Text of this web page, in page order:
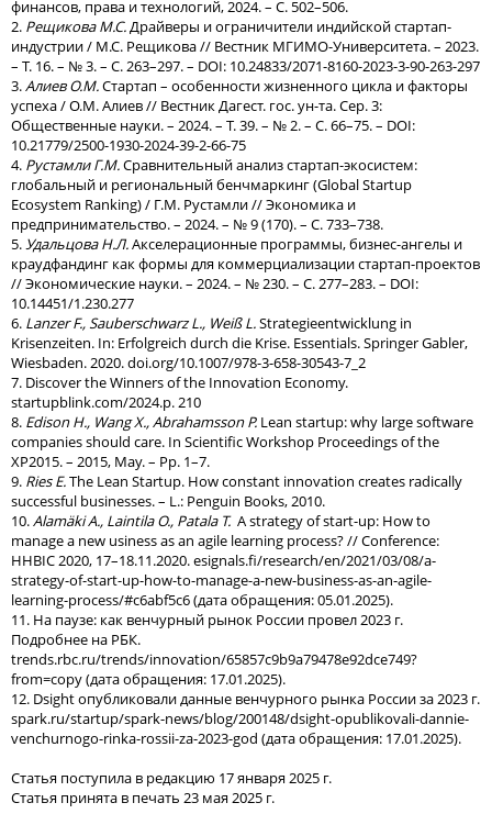
финансов, права и технологий, 2024. – С. 502–506.
2. Рещикова М.С. Драйверы и ограничители индийской стартап-
индустрии / М.С. Рещикова // Вестник МГИМО-Университета. – 2023.
– Т. 16. – № 3. – С. 263–297. – DOI: 10.24833/2071-8160-2023-3-90-263-297
3.Алиев О.М.Стартап – особенности жизненного цикла и факторы
успеха / О.М. Алиев // Вестник Дагест. гос. ун-та. Сер. 3:
Общественные науки. – 2024. – Т. 39. – № 2. – С. 66–75. – DOI:
10.21779/2500-1930-2024-39-2-66-75
4. Рустамли Г.М.Сравнительный анализ стартап-экосистем:
глобальный и региональный бенчмаркинг (Global Startup
Ecosystem Ranking) / Г.М. Рустамли // Экономика и
предпринимательство. – 2024. – № 9 (170). – С. 733–738.
5. Удальцова Н.Л.Акселерационные программы, бизнес-ангелы и
краудфандинг как формы для коммерциализации стартап-проектов
// Экономические науки. – 2024. – № 230. – С. 277–283. – DOI:
10.14451/1.230.277
6. Lanzer F., Sauberschwarz L., Weiß L.Strategieentwicklung in
Krisenzeiten. In: Erfolgreich durch die Krise. Essentials. Springer Gabler,
Wiesbaden. 2020. doi.org/10.1007/978-3-658-30543-7_2
7. Discover the Winners of the Innovation Economy.
startupblink.com/2024.р. 210
8. Edison H., Wang X., Abrahamsson P. Lean startup: why large software
companies should care. In Scientific Workshop Proceedings of the
XP2015. – 2015, May. – Pp. 1–7.
9. Ries E.The Lean Startup. How constant innovation creates radically
successful businesses. – L.: Penguin Books, 2010.
10.Alamäki A., Laintila O., Patala T.A strategy of start-up: How to
manage a new usiness as an agile learning process? // Conference:
HHBIC 2020, 17–18.11.2020. esignals.fi/research/en/2021/03/08/a-
strategy-of-start-up-how-to-manage-a-new-business-as-an-agile-
learning-process/#c6abf5c6 (дата обращения: 05.01.2025).
11. На паузе: как венчурный рынок России провел 2023 г.
Подробнее на РБК.
trends.rbc.ru/trends/innovation/65857c9b9a79478e92dce749?
from=copy (дата обращения: 17.01.2025).
12. Dsight опубликовали данные венчурного рынка России за 2023 г.
spark.ru/startup/spark-news/blog/200148/dsight-opublikovali-dannie-
venchurnogo-rinka-rossii-za-2023-god (дата обращения: 17.01.2025).
Статья поступила в редакцию 17 января 2025 г.
Статья принята в печать 23 мая 2025 г.